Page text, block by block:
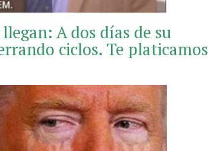
A dos días de su
ciclos. Te platicamos